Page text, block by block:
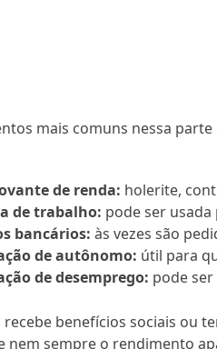
mais comuns nessa parte
de renda: holerite,
de trabalho: pode ser
bancários: às vezes são
de autônomo: útil para
de desemprego: pode
recebe benefícios sociais ou
nem sempre o rendimento